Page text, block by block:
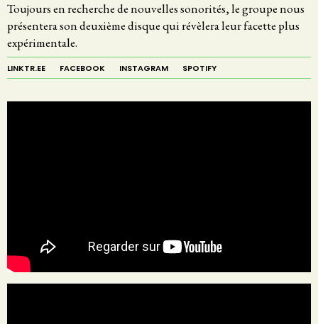
Toujours en recherche de nouvelles sonorités, le groupe nous
présentera son deuxième disque qui révèlera leur facette plus
expérimentale.
LINKTR.EE FACEBOOK INSTAGRAM SPOTIFY